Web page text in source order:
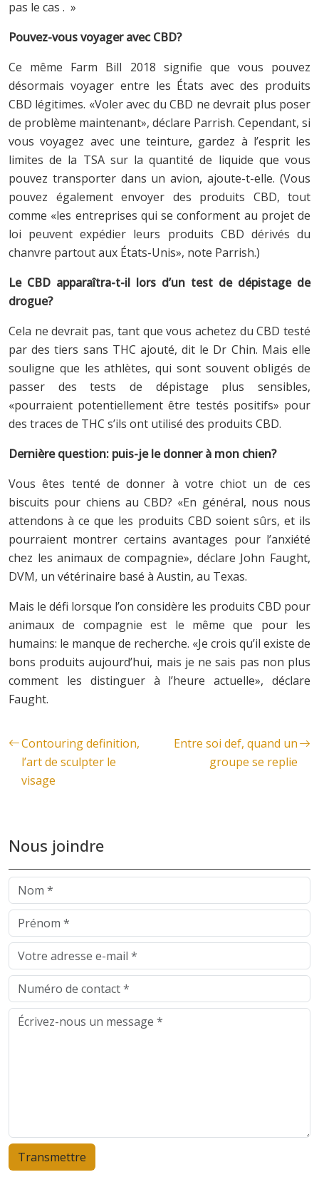
pas le cas . »
Pouvez-vous voyager avec CBD?
Ce même Farm Bill 2018 signifie que vous pouvez
désormais voyager entre les États avec des produits
CBD légitimes. «Voler avec du CBD ne devrait plus poser
de problème maintenant», déclare Parrish. Cependant, si
vous voyagez avec une teinture, gardez à l’esprit les
limites de la TSA sur la quantité de liquide que vous
pouvez transporter dans un avion, ajoute-t-elle. (Vous
pouvez également envoyer des produits CBD, tout
comme «les entreprises qui se conforment au projet de
loi peuvent expédier leurs produits CBD dérivés du
chanvre partout aux États-Unis», note Parrish.)
Le CBD apparaîtra-t-il lors d’un test de dépistage de
drogue?
Cela ne devrait pas, tant que vous achetez du CBD testé
par des tiers sans THC ajouté, dit le Dr Chin. Mais elle
souligne que les athlètes, qui sont souvent obligés de
passer des tests de dépistage plus sensibles,
«pourraient potentiellement être testés positifs» pour
des traces de THC s’ils ont utilisé des produits CBD.
Dernière question: puis-je le donner à mon chien?
Vous êtes tenté de donner à votre chiot un de ces
biscuits pour chiens au CBD? «En général, nous nous
attendons à ce que les produits CBD soient sûrs, et ils
pourraient montrer certains avantages pour l’anxiété
chez les animaux de compagnie», déclare John Faught,
DVM, un vétérinaire basé à Austin, au Texas.
Mais le défi lorsque l’on considère les produits CBD pour
animaux de compagnie est le même que pour les
humains: le manque de recherche. «Je crois qu’il existe de
bons produits aujourd’hui, mais je ne sais pas non plus
comment les distinguer à l’heure actuelle», déclare
Faught.
Contouring definition,
l’art de sculpter le
visage
Entre soi def, quand un
groupe se replie
Nous joindre